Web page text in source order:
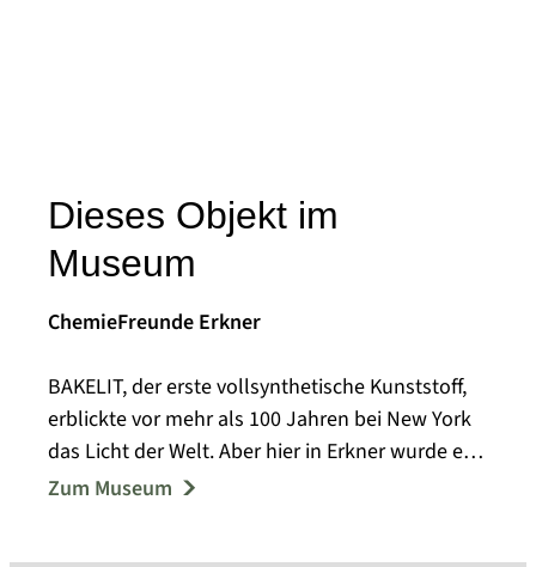
Dieses Objekt im
Museum
ChemieFreunde Erkner
BAKELIT, der erste vollsynthetische Kunststoff,
erblickte vor mehr als 100 Jahren bei New York
das Licht der Welt. Aber hier in Erkner wurde er
ab 1909/10 zuerst industriell produziert und
Zum Museum